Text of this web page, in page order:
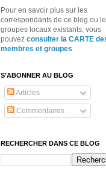
Pour en savoir plus sur les
correspondants de ce blog ou
groupes locaux existants, vous
pouvez consulter la CARTE
membres et groupes
S’ABONNER AU BLOG
Articles
Commentaires
RECHERCHER DANS CE BLOG